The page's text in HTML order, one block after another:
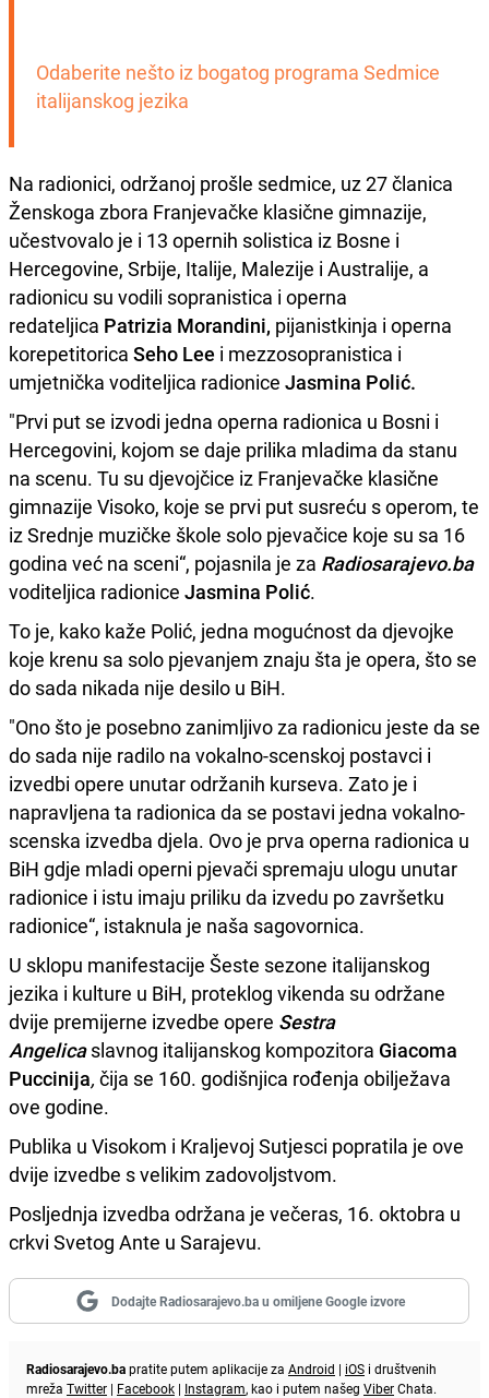
Odaberite nešto iz bogatog programa Sedmice
italijanskog jezika
Na radionici, održanoj prošle sedmice, uz 27 članica
Ženskoga zbora Franjevačke klasične gimnazije,
učestvovalo je i 13 opernih solistica iz Bosne i
Hercegovine, Srbije, Italije, Malezije i Australije, a
radionicu su vodili sopranistica i operna
redateljica Patrizia Morandini, pijanistkinja i operna
korepetitorica Seho Lee i mezzosopranistica i
umjetnička voditeljica radionice Jasmina Polić.
"Prvi put se izvodi jedna operna radionica u Bosni i
Hercegovini, kojom se daje prilika mladima da stanu
na scenu. Tu su djevojčice iz Franjevačke klasične
gimnazije Visoko, koje se prvi put susreću s operom, te
iz Srednje muzičke škole solo pjevačice koje su sa 16
godina već na sceni“, pojasnila je za Radiosarajevo.ba
voditeljica radionice Jasmina Polić.
To je, kako kaže Polić, jedna mogućnost da djevojke
koje krenu sa solo pjevanjem znaju šta je opera, što se
do sada nikada nije desilo u BiH.
"Ono što je posebno zanimljivo za radionicu jeste da se
do sada nije radilo na vokalno-scenskoj postavci i
izvedbi opere unutar održanih kurseva. Zato je i
napravljena ta radionica da se postavi jedna vokalno-
scenska izvedba djela. Ovo je prva operna radionica u
BiH gdje mladi operni pjevači spremaju ulogu unutar
radionice i istu imaju priliku da izvedu po završetku
radionice“, istaknula je naša sagovornica.
U sklopu manifestacije Šeste sezone italijanskog
jezika i kulture u BiH, proteklog vikenda su održane
dvije premijerne izvedbe opere Sestra
Angelica slavnog italijanskog kompozitora Giacoma
Puccinija, čija se 160. godišnjica rođenja obilježava
ove godine.
Publika u Visokom i Kraljevoj Sutjesci popratila je ove
dvije izvedbe s velikim zadovoljstvom.
Posljednja izvedba održana je večeras, 16. oktobra u
crkvi Svetog Ante u Sarajevu.
Dodajte Radiosarajevo.ba u omiljene Google izvore
Radiosarajevo.bapratite putem aplikacije za Android | iOS i društvenih
mreža Twitter | Facebook | Instagram, kao i putem našeg ViberChata.